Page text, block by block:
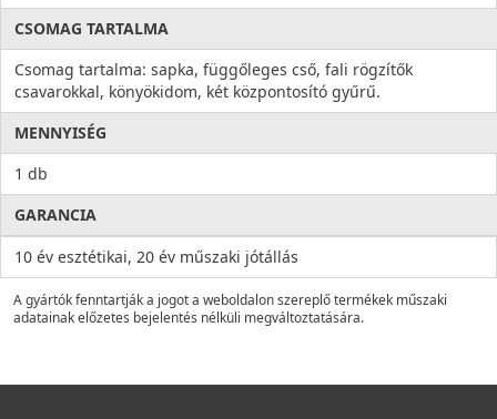
CSOMAG TARTALMA
Csomag tartalma: sapka, függőleges cső, fali rögzítők
csavarokkal, könyökidom, két központosító gyűrű.
MENNYISÉG
1 db
GARANCIA
10 év esztétikai, 20 év műszaki jótállás
A gyártók fenntartják a jogot a weboldalon szereplő termékek műszaki
adatainak előzetes bejelentés nélküli megváltoztatására.